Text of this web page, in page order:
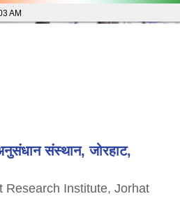
AM
संस्थान, जोरहाट,
Research Institute, Jorhat